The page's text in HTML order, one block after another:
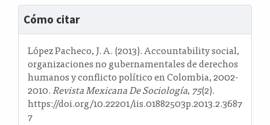
Detalles
del
artículo
Cómo citar
López Pacheco, J. A. (2013). Accountability social,
organizaciones no gubernamentales de derechos
humanos y conflicto político en Colombia, 2002-
2010.Revista Mexicana De Sociología, 75(2).
https://doi.org/10.22201/iis.01882503p.2013.2.3687
7